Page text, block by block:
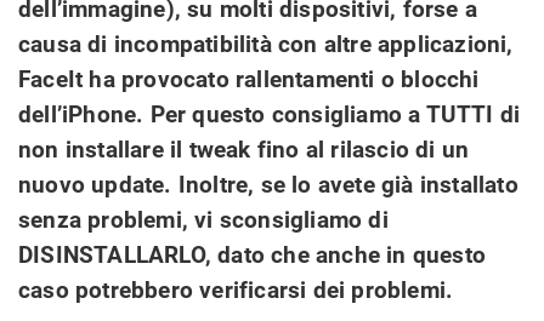
dell’immagine), su molti dispositivi, forse a
causa di incompatibilità con altre applicazioni,
FaceIt ha provocato rallentamenti o blocchi
dell’iPhone. Per questo consigliamo a TUTTI di
non installare il tweak fino al rilascio di un
nuovo update. Inoltre, se lo avete già installato
senza problemi, vi sconsigliamo di
DISINSTALLARLO, dato che anche in questo
caso potrebbero verificarsi dei problemi.